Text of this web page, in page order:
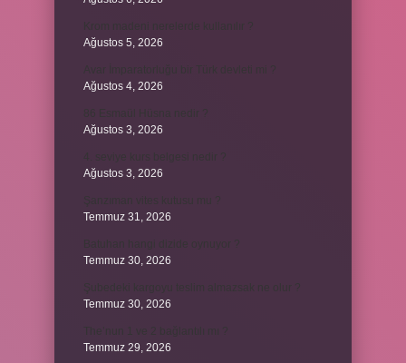
Ağustos 5, 2026
Ağustos 4, 2026
Ağustos 3, 2026
Ağustos 3, 2026
Temmuz 31, 2026
Temmuz 30, 2026
Temmuz 30, 2026
Temmuz 29, 2026